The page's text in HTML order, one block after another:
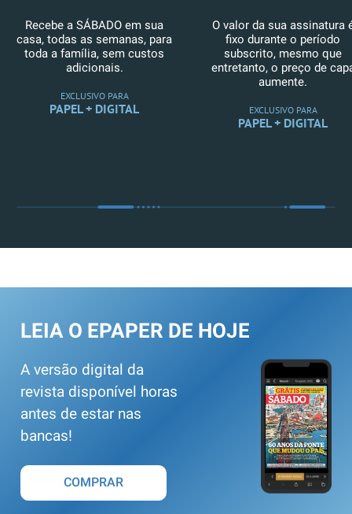
Recebe a SÁBADO em sua
casa, todas as semanas, para
toda a família, sem custos
adicionais.
EXCLUSIVO PARA
PAPEL + DIGITAL
O valor da sua assinatura
fixo durante o período
subscrito, mesmo que
entretanto, o preço de
aumente.
EXCLUSIVO PARA
PAPEL + DIGITAL
LEIA O EPAPER DE HOJE
A versão digital da
revista disponível horas
antes de estar nas
bancas!
COMPRAR